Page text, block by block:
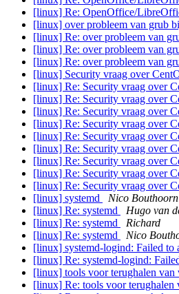
[linux] Re: OpenOffice/
[linux] over probleem van grub
[linux] Re: over probleem van
[linux] Re: over probleem van
[linux] Re: over probleem van
[linux] Security vraag over
[linux] Re: Security vraag over
[linux] Re: Security vraag over
[linux] Re: Security vraag over
[linux] Re: Security vraag over
[linux] Re: Security vraag over
[linux] Re: Security vraag over
[linux] Re: Security vraag over
[linux] Re: Security vraag over
[linux] Re: Security vraag over
[linux] systemd
Nico Bouthoorn
[linux] Re: systemd
Hugo van
[linux] Re: systemd
Richard
[linux] Re: systemd
Nico
[linux] systemd-logind: Failed to
[linux] Re: systemd-logind:
[linux] tools voor terughalen van
[linux] Re: tools voor terughalen